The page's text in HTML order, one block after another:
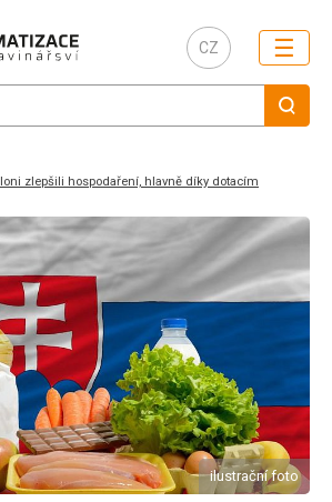
CZ ☰
zlepšili hospodaření, hlavně díky dotacím
ilustrační foto